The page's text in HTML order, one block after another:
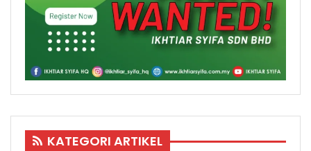
KATEGORI ARTIKEL